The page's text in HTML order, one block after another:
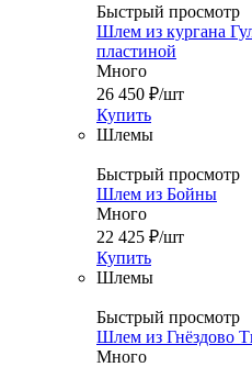
Быстрый просмотр
Шлем из кургана
пластиной
Много
26 450 ₽/шт
Купить
Шлемы
Быстрый просмотр
Шлем из Бойны
Много
22 425 ₽/шт
Купить
Шлемы
Быстрый просмотр
Шлем из Гнёздово
Много